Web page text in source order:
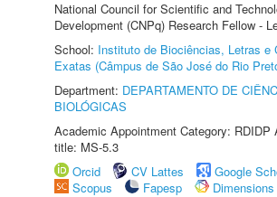
National Council for Scientific and
Development (CNPq) Research Fellow -
School: Instituto de Biociências, Letras e
Exatas (Câmpus de São José do Rio
Department: DEPARTAMENTO DE
BIOLÓGICAS
Academic Appointment Category: RDIDP
title: MS-5.3
Orcid
CV Lattes
Google
Scopus
Fapesp
Dimensions